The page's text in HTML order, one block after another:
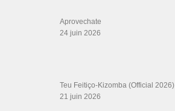
Aprovechate
24 juin 2026
Teu Feitiço-Kizomba (Official 2026)
21 juin 2026